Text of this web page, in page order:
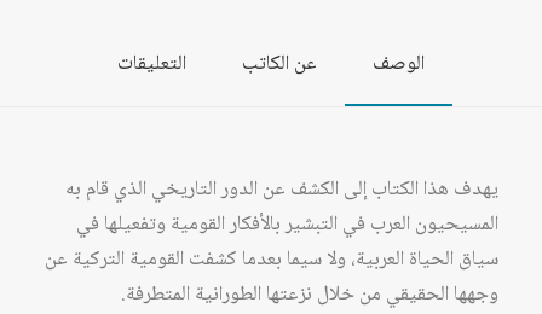
الوصف عن الكاتب التعليقات
يهدف هذا الكتاب إلى الكشف عن الدور التاريخي الذي قام به
المسيحيون العرب في التبشير بالأفكار القومية وتفعيلها في
سياق الحياة العربية، ولا سيما بعدما كشفت القومية التركية عن
وجهها الحقيقي من خلال نزعتها الطورانية المتطرفة.